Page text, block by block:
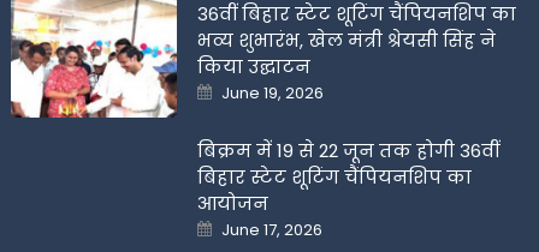
36वीं बिहार स्टेट शूटिंग चैंपियनशिप का
भव्य शुभारंभ, खेल मंत्री श्रेयसी सिंह ने
किया उद्घाटन
Posted
on
June 19, 2026
बिक्रम में 19 से 22 जून तक होगी 36वीं
बिहार स्टेट शूटिंग चैंपियनशिप का
आयोजन
Posted
on
June 17, 2026